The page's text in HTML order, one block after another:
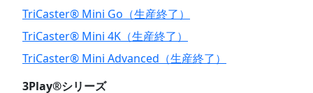
TriCaster® Mini Go（生産終了）
TriCaster® Mini 4K（生産終了）
TriCaster® Mini Advanced（生産終了）
3Play®シリーズ